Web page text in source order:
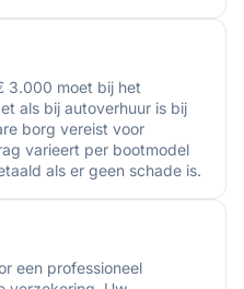
3.000 moet bij het
als bij autoverhuur is bij
borg vereist voor
varieert per bootmodel
als er geen schade is.
een professioneel